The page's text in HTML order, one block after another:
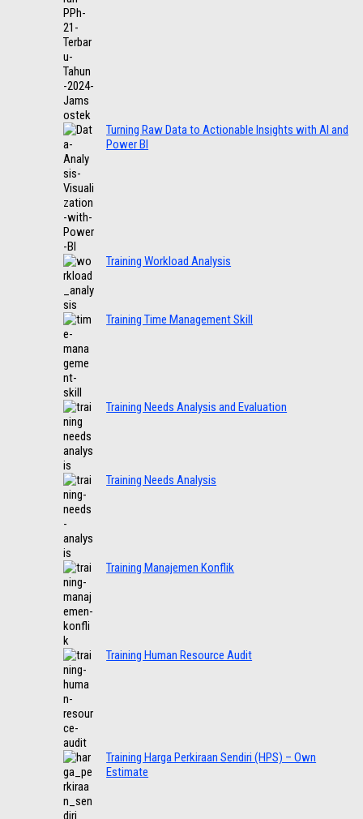
Turning Raw Data to Actionable Insights with AI and
Power BI
Training Workload Analysis
Training Time Management Skill
Training Needs Analysis and Evaluation
Training Needs Analysis
Training Manajemen Konflik
Training Human Resource Audit
Training Harga Perkiraan Sendiri (HPS) – Own
Estimate